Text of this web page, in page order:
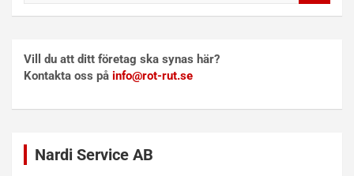
Vill du att ditt företag ska synas här?
Kontakta oss på info@rot-rut.se
Nardi Service AB